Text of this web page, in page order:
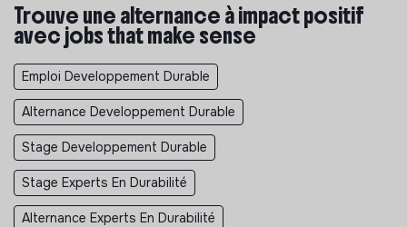
Trouve une alternance à impact positif
avec jobs that make sense
Emploi Developpement Durable
Alternance Developpement Durable
Stage Developpement Durable
Stage Experts En Durabilité
Alternance Experts En Durabilité